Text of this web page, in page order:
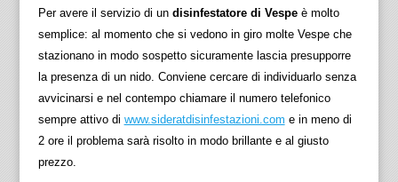
Per avere il servizio di un disinfestatore di Vespeè molto
semplice: al momento che si vedono in giro molte Vespe che
stazionano in modo sospetto sicuramente lascia presupporre
la presenza di un nido. Conviene cercare di individuarlo senza
avvicinarsi e nel contempo chiamare il numero telefonico
sempre attivo di www.sideratdisinfestazioni.com e in meno di
2 ore il problema sarà risolto in modo brillante e al giusto
prezzo.